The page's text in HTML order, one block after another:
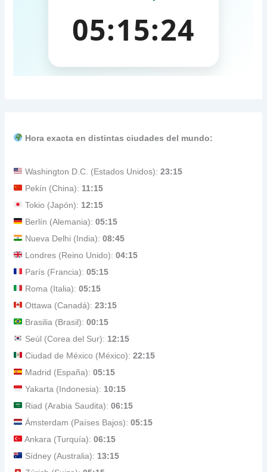
Hora exacta en distintas ciudades del mundo:
Washington D.C. (Estados Unidos):23:15
Pekín (China): 11:15
Tokio (Japón): 12:15
Berlín (Alemania):05:15
Nueva Delhi (India):08:45
Londres (Reino Unido):04:15
París (Francia):05:15
Roma (Italia):05:15
Ottawa (Canadá):23:15
Brasilia (Brasil):00:15
Seúl (Corea del Sur): 12:15
Ciudad de México (México):22:15
Madrid (España):05:15
Yakarta (Indonesia): 10:15
Riad (Arabia Saudita):06:15
Ámsterdam (Países Bajos):05:15
Ankara (Turquía):06:15
Sídney (Australia): 13:15